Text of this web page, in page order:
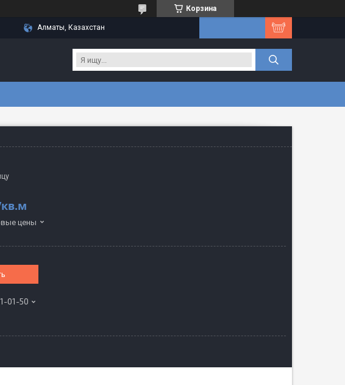
Корзина
Алматы, Казахстан
кв.м
цены
01-50